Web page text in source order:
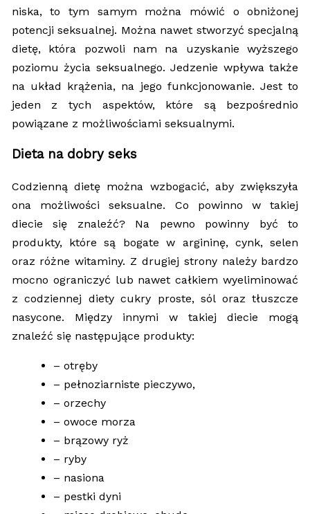
niska, to tym samym można mówić o obniżonej
potencji seksualnej. Można nawet stworzyć specjalną
dietę, która pozwoli nam na uzyskanie wyższego
poziomu życia seksualnego. Jedzenie wpływa także
na układ krążenia, na jego funkcjonowanie. Jest to
jeden z tych aspektów, które są bezpośrednio
powiązane z możliwościami seksualnymi.
Dieta na dobry seks
Codzienną dietę można wzbogacić, aby zwiększyła
ona możliwości seksualne. Co powinno w takiej
diecie się znaleźć? Na pewno powinny być to
produkty, które są bogate w argininę, cynk, selen
oraz różne witaminy. Z drugiej strony należy bardzo
mocno ograniczyć lub nawet całkiem wyeliminować
z codziennej diety cukry proste, sól oraz tłuszcze
nasycone. Między innymi w takiej diecie mogą
znaleźć się następujące produkty:
– otręby
– pełnoziarniste pieczywo,
– orzechy
– owoce morza
– brązowy ryż
– ryby
– nasiona
– pestki dyni